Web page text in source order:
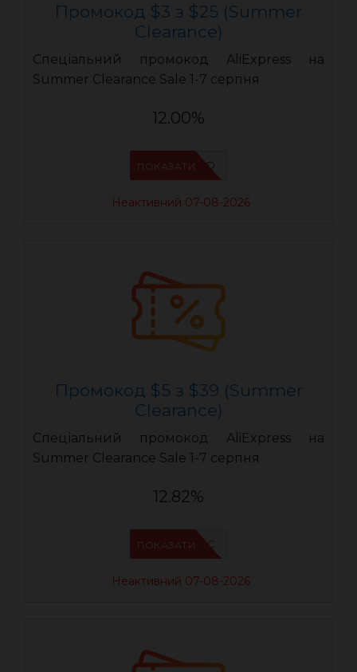
Промокод $3 з $25 (Summer
Clearance)
Спеціальний промокод AliExpress на
Summer Clearance Sale 1-7 серпня
12.00%
IFPZ5PBD
ПОКАЗАТИ
Неактивний 07-08-2026
Промокод $5 з $39 (Summer
Clearance)
Спеціальний промокод AliExpress на
Summer Clearance Sale 1-7 серпня
12.82%
IFPC24DC
ПОКАЗАТИ
Неактивний 07-08-2026